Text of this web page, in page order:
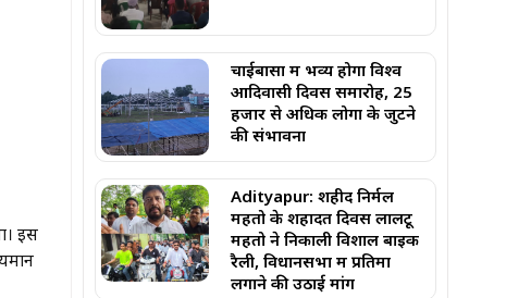
इस
चाईबासा में भव्य होगा विश्व
आदिवासी दिवस समारोह, 25
हजार से अधिक लोगों के जुटने
की संभावना
Adityapur: शहीद निर्मल
महतो के शहादत दिवस लालटू
महतो ने निकाली विशाल बाइक
रैली, विधानसभा में प्रतिमा
लगाने की उठाई मांग